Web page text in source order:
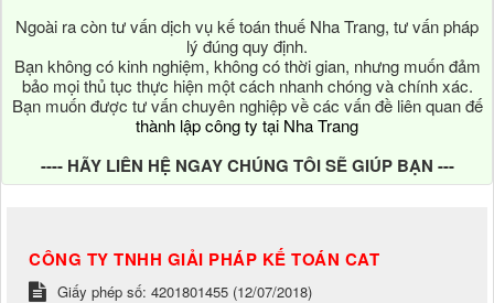
Ngoài ra còn tư vấn dịch vụ kế toán thuế Nha Trang, tư vấn pháp
lý đúng quy định.
Bạn không có kinh nghiệm, không có thời gian, nhưng muốn đảm
bảo mọi thủ tục thực hiện một cách nhanh chóng và chính xác.
Bạn muốn được tư vấn chuyên nghiệp về các vấn đề liên quan đế
thành lập công ty tại Nha Trang
---- HÃY LIÊN HỆ NGAY CHÚNG TÔI SẼ GIÚP BẠN ---
CÔNG TY TNHH GIẢI PHÁP KẾ TOÁN CAT
Giấy phép số: 4201801455 (12/07/2018)